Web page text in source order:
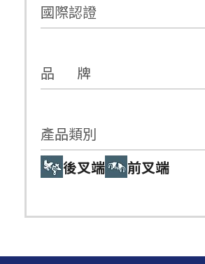
國際認證
品 牌
產品類別
後叉端
前叉端